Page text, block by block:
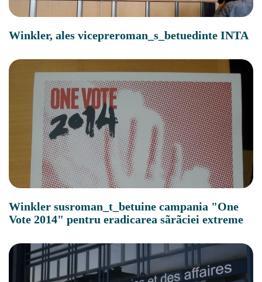
Winkler, ales vicepreroman_s_betuedinte INTA
Winkler susroman_t_betuine campania "One
Vote 2014" pentru eradicarea sãrãciei extreme